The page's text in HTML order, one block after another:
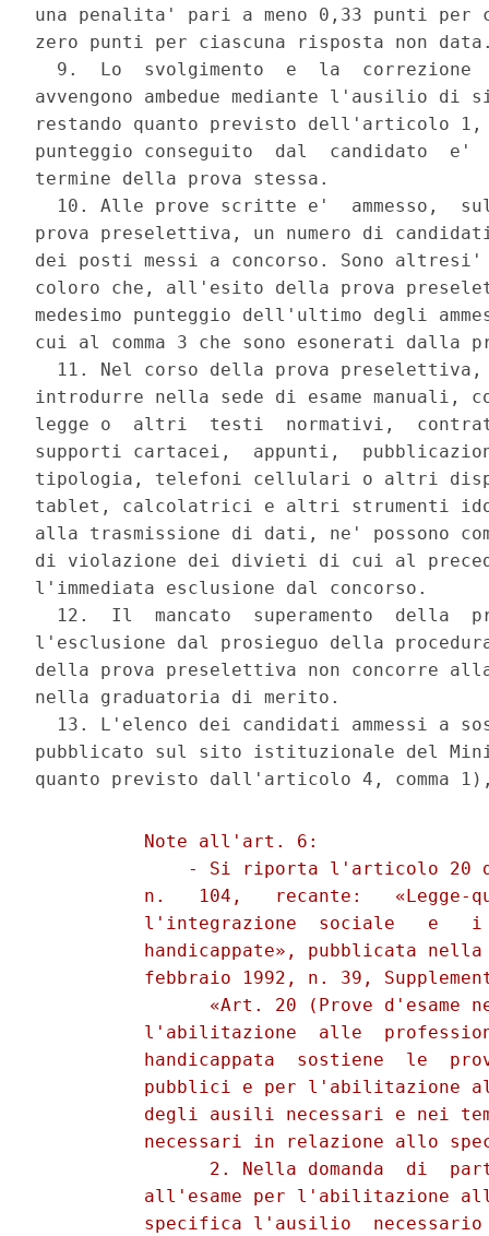
una penalita' pari a meno 0,33 punti
zero punti per ciascuna risposta non
9.  Lo  svolgimento  e  la  correzione
avvengono ambedue mediante l'ausilio
restando quanto previsto dell'articolo
punteggio conseguito  dal  candidato
termine della prova stessa.
10. Alle prove scritte e'  ammesso,
prova preselettiva, un numero di
dei posti messi a concorso. Sono
coloro che, all'esito della prova
medesimo punteggio dell'ultimo degli
cui al comma 3 che sono esonerati dalla
11. Nel corso della prova
introdurre nella sede di esame
legge o  altri  testi  normativi,
supporti cartacei,  appunti,
tipologia, telefoni cellulari o altri
tablet, calcolatrici e altri strumenti
alla trasmissione di dati, ne' possono
di violazione dei divieti di cui al
l'immediata esclusione dal concorso.
12.  Il  mancato  superamento  della
l'esclusione dal prosieguo della
della prova preselettiva non concorre
nella graduatoria di merito.
13. L'elenco dei candidati ammessi a
pubblicato sul sito istituzionale del
          Note all'art. 6:
- Si riporta l'articolo 20
n.   104,   recante:   «Legge-
l'integrazione  sociale   e
handicappate», pubblicata
febbraio 1992, n. 39,
«Art. 20 (Prove d'esame
l'abilitazione  alle
handicappata  sostiene  le
pubblici e per l'abilitazione
degli ausili necessari e nei
necessari in relazione allo
2. Nella domanda  di
all'esame per l'abilitazione
specifica l'ausilio